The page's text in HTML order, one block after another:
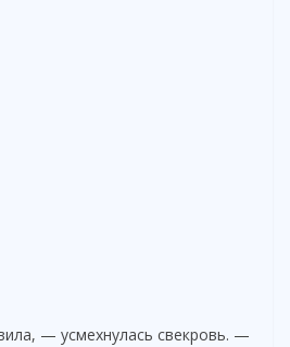
— усмехнулась свекровь. —